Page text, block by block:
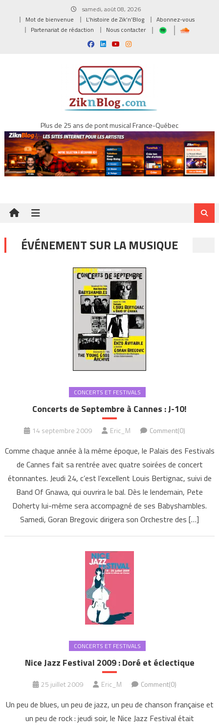
samedi, août 08, 2026
Mot de bienvenue
L’histoire de Zik’n’Blog
Abonnez-vous
Partenariat de rédaction
Nous contacter
Plus de 25 ans de pont musical France-Québec
ÉVÉNEMENT SUR LA MUSIQUE
CONCERTS ET FESTIVALS
Concerts de Septembre à Cannes : J-10!
14 septembre 2009 Eric_M Comment(0)
Comme chaque année à la même époque, le Palais des Festivals
de Cannes fait sa rentrée avec quatre soirées de concert
étonnantes. Jeudi 24, c’est l’excellent Louis Bertignac, suivi de
Band Of Gnawa, qui ouvrira le bal. Dès le lendemain, Pete
Doherty lui-même sera accompagné de ses Babyshambles.
Samedi, Goran Bregovic dirigera son Orchestre des […]
CONCERTS ET FESTIVALS
Nice Jazz Festival 2009 : Doré et éclectique
25 juillet 2009 Eric_M Comment(0)
Un peu de blues, un peu de jazz, un peu de chanson française et
un peu de rock : jeudi soir, le Nice Jazz Festival était